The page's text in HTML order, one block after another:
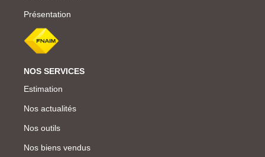
Présentation
NOS SERVICES
Estimation
Nos actualités
Nos outils
Nos biens vendus